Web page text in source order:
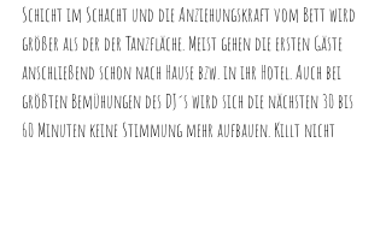
Schicht im Schacht und die Anziehungskraft vom Bett wird
größer als der der Tanzfläche. Meist gehen die ersten Gäste
anschließend schon nach Hause bzw. in ihr Hotel. Auch bei
größten Bemühungen des DJ´s wird sich die nächsten 30 bis
60 Minuten keine Stimmung mehr aufbauen. Killt nicht